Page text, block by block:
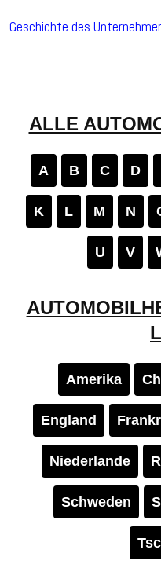
Geschichte des
ALLE
A B C D
K L M N
U V
Amerika
England
Niederlande
Schweden